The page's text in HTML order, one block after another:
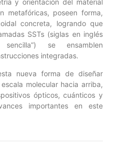
metafóricas, poseen forma,
concreta, logrando que
SSTs (siglas en inglés
se ensamblen
integradas.
nueva forma de diseñar
molecular hacia arriba,
ópticos, cuánticos y
importantes en este